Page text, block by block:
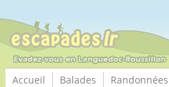
Accueil Balades Randonnées